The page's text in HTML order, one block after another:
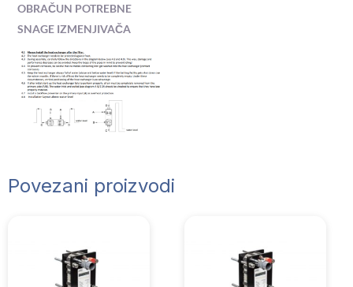
OBRAČUN POTREBNE
SNAGE IZMENJIVAČA
Povezani proizvodi